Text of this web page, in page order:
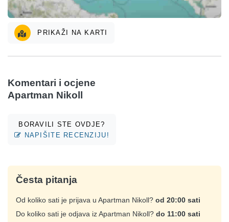
PRIKAŽI NA KARTI
Komentari i ocjene
Apartman Nikoll
BORAVILI STE OVDJE?
NAPIŠITE RECENZIJU!
Česta pitanja
Od koliko sati je prijava u Apartman Nikoll? od 20:00 sati
Do koliko sati je odjava iz Apartman Nikoll? do 11:00 sati